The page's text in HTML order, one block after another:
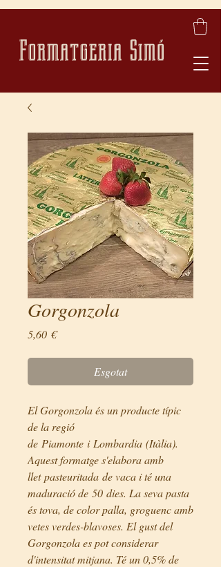
Formatgeria Simó
Gorgonzola
5,60 €Price
Esgotat
El Gorgonzola és un producte típic
de la regió
de Piamonte i Lombardia (Itàlia).
Aquest formatge s'elabora amb
llet pasteuritada de vaca i té una
maduració de 50 dies. La seva pasta
és tova, de color palla, groguenc amb
vetes verdes-blavoses. El gust del
Gorgonzola es pot considerar
d'intensitat mitjana. Té un 0,5% de